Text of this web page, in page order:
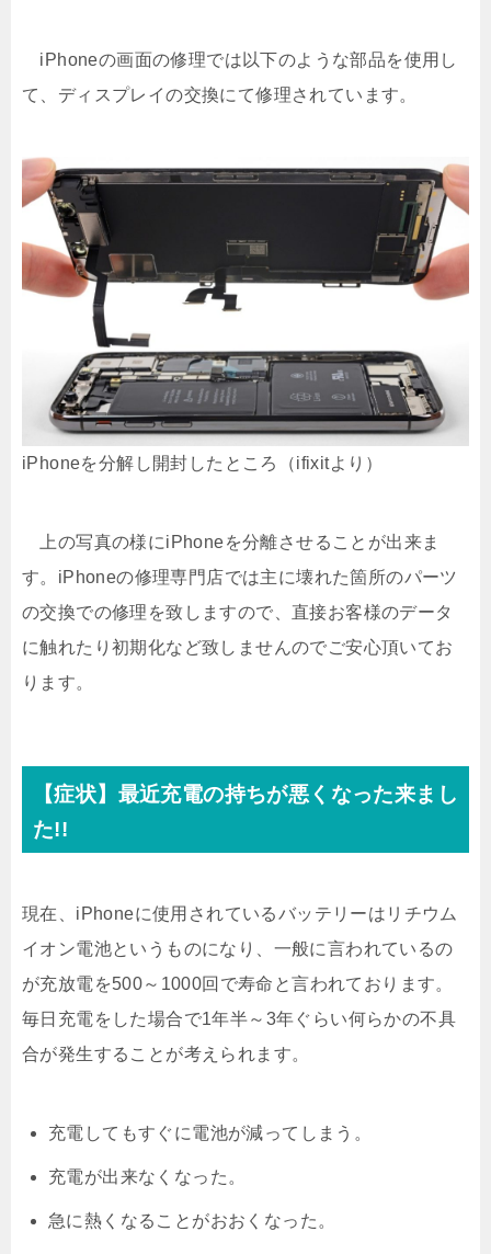
iPhoneの画面の修理では以下のような部品を使用し
て、ディスプレイの交換にて修理されています。
iPhoneを分解し開封したところ（ifixitより）
上の写真の様にiPhoneを分離させることが出来ま
す。iPhoneの修理専門店では主に壊れた箇所のパーツ
の交換での修理を致しますので、直接お客様のデータ
に触れたり初期化など致しませんのでご安心頂いてお
ります。
【症状】最近充電の持ちが悪くなった来まし
た!!
現在、iPhoneに使用されているバッテリーはリチウム
イオン電池というものになり、一般に言われているの
が充放電を500～1000回で寿命と言われております。
毎日充電をした場合で1年半～3年ぐらい何らかの不具
合が発生することが考えられます。
充電してもすぐに電池が減ってしまう。
充電が出来なくなった。
急に熱くなることがおおくなった。